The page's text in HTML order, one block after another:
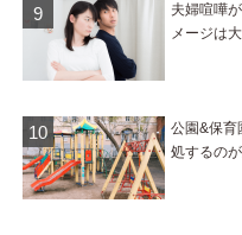
夫婦喧嘩
メージは
公園&保育
処するの